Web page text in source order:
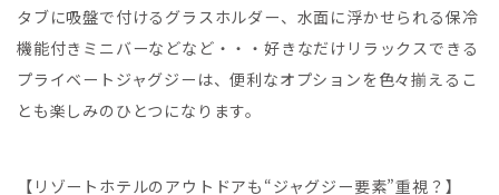
タブに吸盤で付けるグラスホルダー、⽔⾯に浮かせられる保冷
機能付きミニバーなどなど・・・好きなだけリラックスできる
プライベートジャグジーは、便利なオプションを⾊々揃えるこ
とも楽しみのひとつになります。
【リゾートホテルのアウトドアも“ジャグジー要素”重視？】